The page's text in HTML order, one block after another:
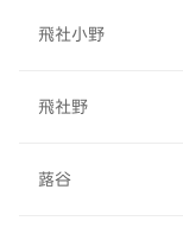
飛社小野
飛社野
蕗谷